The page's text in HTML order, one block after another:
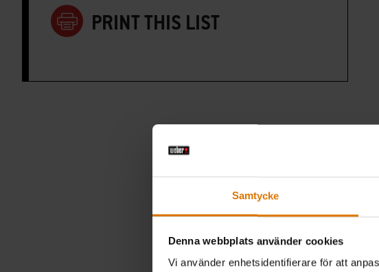
Samtycke
Denna webbplats använder cookies
Vi använder enhetsidentifierare för att
PRINT THIS LIST